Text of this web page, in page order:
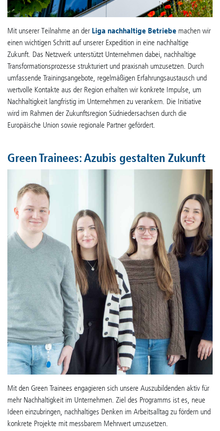
Mit unserer Teilnahme an der Liga nachhaltige Betriebe machen wir
einen wichtigen Schritt auf unserer Expedition in eine nachhaltige
Zukunft. Das Netzwerk unterstützt Unternehmen dabei, nachhaltige
Transformationsprozesse strukturiert und praxisnah umzusetzen. Durch
umfassende Trainingsangebote, regelmäßigen Erfahrungsaustausch und
wertvolle Kontakte aus der Region erhalten wir konkrete Impulse, um
Nachhaltigkeit langfristig im Unternehmen zu verankern. Die Initiative
wird im Rahmen der Zukunftsregion Südniedersachsen durch die
Europäische Union sowie regionale Partner gefördert.
Green Trainees: Azubis gestalten Zukunft
Mit den Green Trainees engagieren sich unsere Auszubildenden aktiv für
mehr Nachhaltigkeit im Unternehmen. Ziel des Programms ist es, neue
Ideen einzubringen, nachhaltiges Denken im Arbeitsalltag zu fördern und
konkrete Projekte mit messbarem Mehrwert umzusetzen.